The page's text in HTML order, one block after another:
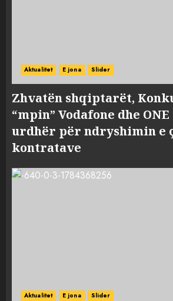
Aktualitet E jona Slider
Zhvatën shqiptarët,
“mpin” Vodafone dhe
urdhër për ndryshimin e
kontratave
Aktualitet E jona Slider